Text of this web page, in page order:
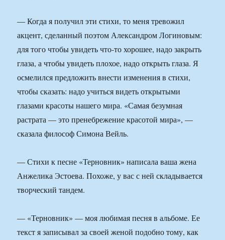
— Когда я получил эти стихи, то меня тревожил
акцент, сделанный поэтом Александром Логиновым:
для того чтобы увидеть что-то хорошее, надо закрыть
глаза, а чтобы увидеть плохое, надо открыть глаза. Я
осмелился предложить внести изменения в стихи,
чтобы сказать: надо учиться видеть открытыми
глазами красоты нашего мира. «Самая безумная
растрата — это пренебрежение красотой мира», —
сказала философ Симона Вейль.
— Стихи к песне «Терновник» написала ваша жена
Анжелика Эстоева. Похоже, у вас с ней складывается
творческий тандем.
— «Терновник» — моя любимая песня в альбоме. Ее
текст я записывал за своей женой подобно тому, как